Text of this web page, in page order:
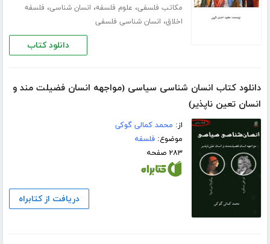
مکاتب فلسفی، علوم فلسفه، انسان شناسی، فلسفه
اخلاق، انسان شناسی فلسفی
دانلود کتاب
دانلود کتاب انسان شناسی سیاسی (مواجهه انسان فضیلت مند و
انسان تعین ناپذیر)
از: محمد کمالی گوکی
موضوع:فلسفه
۲۸۳ صفحه
دریافت از کتابراه